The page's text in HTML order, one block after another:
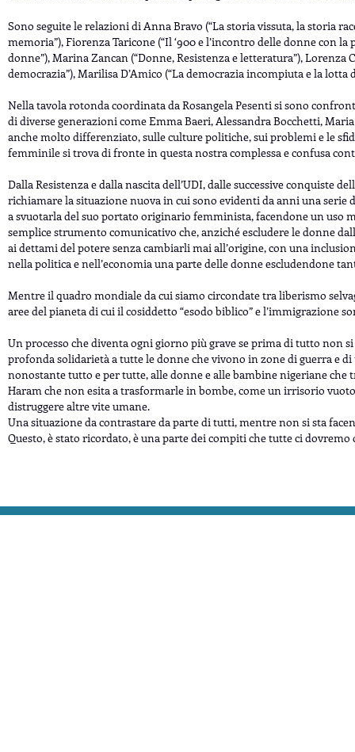
Sono seguite le relazioni di Anna Bravo (“La storia vissuta, la storia
memoria”), Fiorenza Taricone (“Il ‘900 e l’incontro delle donne con
donne”), Marina Zancan (“Donne, Resistenza e letteratura”),
democrazia”), Marilisa D’Amico (“La democrazia incompiuta e la lotta
Nella tavola rotonda coordinata da Rosangela Pesenti si sono
di diverse generazioni come Emma Baeri, Alessandra Bocchetti,
anche molto differenziato, sulle culture politiche, sui problemi e le
femminile si trova di fronte in questa nostra complessa e confusa
Dalla Resistenza e dalla nascita dell’UDI, dalle successive conquiste
richiamare la situazione nuova in cui sono evidenti da anni una
a svuotarla del suo portato originario femminista, facendone un
semplice strumento comunicativo che, anziché escludere le donne
ai dettami del potere senza cambiarli mai all’origine, con una
nella politica e nell’economia una parte delle donne escludendone
Mentre il quadro mondiale da cui siamo circondate tra liberismo
aree del pianeta di cui il cosiddetto “esodo biblico” e l’immigrazione
Un processo che diventa ogni giorno più grave se prima di tutto non
profonda solidarietà a tutte le donne che vivono in zone di guerra e
nonostante tutto e per tutte, alle donne e alle bambine nigeriane
Haram che non esita a trasformarle in bombe, come un irrisorio
distruggere altre vite umane.
Una situazione da contrastare da parte di tutti, mentre non si sta
Questo, è stato ricordato, è una parte dei compiti che tutte ci